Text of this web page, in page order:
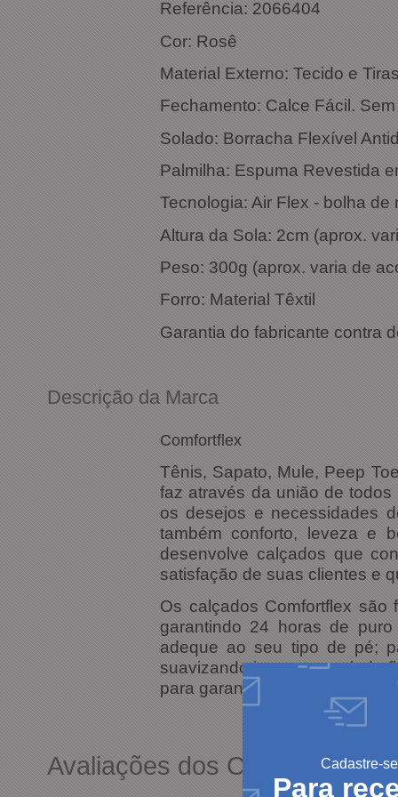
Cadastre-se
Para
Referência: 2066404
Material Externo: Tecido e
Fechamento: Calce Fácil.
Solado: Borracha Flexível
Palmilha: Espuma Revestida
Tecnologia: Air Flex - bolha
Altura da Sola: 2cm (aprox.
Peso: 300g (aprox. varia de
Forro: Material Têxtil
Garantia do fabricante contra
Descrição da Marca
Comfortflex
Tênis, Sapato, Mule, Peep
faz através da união de
os desejos e necessidades
também conforto, leveza e
desenvolve calçados que
satisfação de suas clientes e
Os calçados Comfortflex
garantindo 24 horas de
adeque ao seu tipo de pé;
suavizando impactos; solado
para garantir maior conforto e
Avaliações dos Clientes